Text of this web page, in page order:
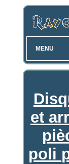
MENU
et
poli